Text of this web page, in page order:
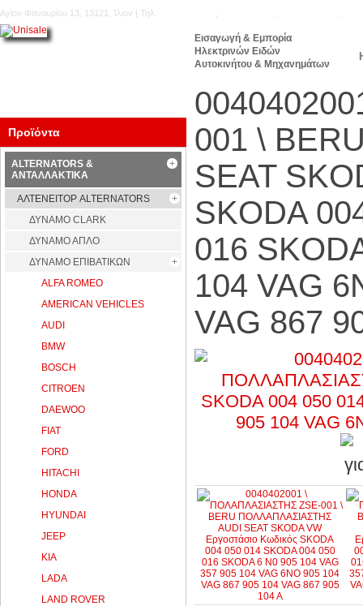
Εισαγωγή & Εμπορία
Ηλεκτρινών Ειδών
Αυτοκινήτου & Μηχανημάτων
Αγίου Φανουρίου 13, 13121, Ίλιον | Τηλ.
001 \
SEAT
SKODA
016
104 VAG
VAG 867
Προϊόντα
ALTERNATORS &
ΑΝΤΑΛΛΑΚΤΙΚΑ
ΑΛΤΕΝΕΙΤΟΡ ALTERNATORS
ΔΥΝΑΜΟ CLARK
ΔΥΝΑΜΟ ΑΠΛΟ
ΔΥΝΑΜΟ ΕΠΙΒΑΤΙΚΩΝ
ALFA ROMEO
AMERICAN VEHICLES
AUDI
BMW
BOSCH
CITROEN
DAEWOO
FIAT
FORD
HITACHI
HONDA
HYUNDAI
JEEP
KIA
LADA
LAND ROVER